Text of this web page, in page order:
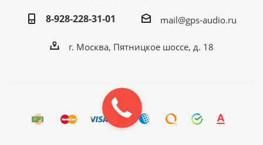
8-928-228-31-01
mail@gps-audio.ru
г. Москва, Пятницкое шоссе, д. 18